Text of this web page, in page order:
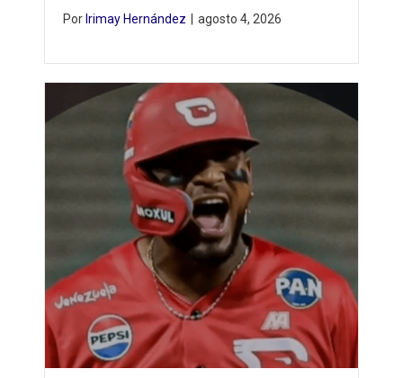
Por Irimay Hernández agosto 4, 2026